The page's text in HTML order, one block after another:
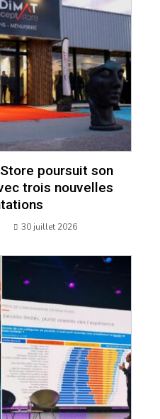
poursuit son
trois nouvelles
30 juillet 2026